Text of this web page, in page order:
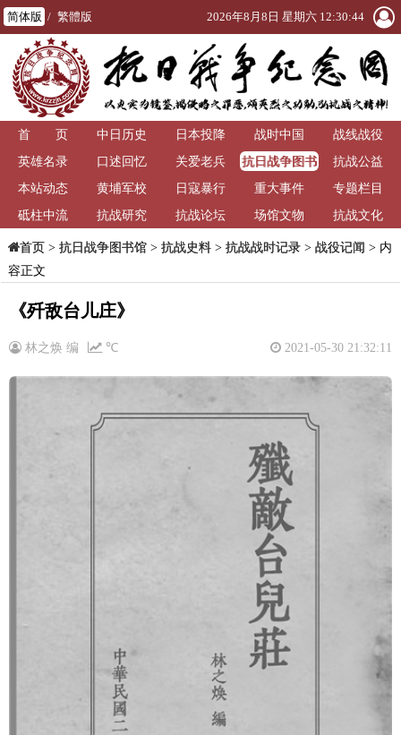
简体版 / 繁體版 2026年8月8日 星期六 12:30:44
首 页 中日历史 日本投降 战时中国
战线战役
英雄名录
口述回忆 关爱老兵
抗日战争图书
馆
抗战公益
本站动态
黄埔军校 日寇暴行 重大事件
专题栏目
砥柱中流
抗战研究 抗战论坛 场馆文物 抗战文化
首页> 抗日战争图书馆> 抗战史料> 抗战战时记录> 战役记闻 > 内
容正文
《歼敌台儿庄》
林之焕 编 2021-05-30 21:32:11
℃